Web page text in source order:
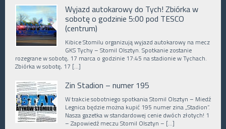
Wyjazd autokarowy do Tych! Zbiórka w
sobotę o godzinie 5:00 pod TESCO
(centrum)
Kibice Stomilu organizują wyjazd autokarowy na mecz
GKS Tychy – Stomil Olsztyn. Spotkanie zostanie
rozegrane w sobotę, 17 marca o godzinie 17:45 na stadionie w Tychach.
Zbiórka w sobotę, 17 […]
Zin Stadion – numer 195
W trakcie sobotniego spotkania Stomil Olsztyn – Miedź
Legnica będzie można kupić 195 numer zina „Stadion”.
Nasza gazetka w standardowej cenie dwóch złotych! 1
– Zapowiedź meczu Stomil Olsztyn – […]